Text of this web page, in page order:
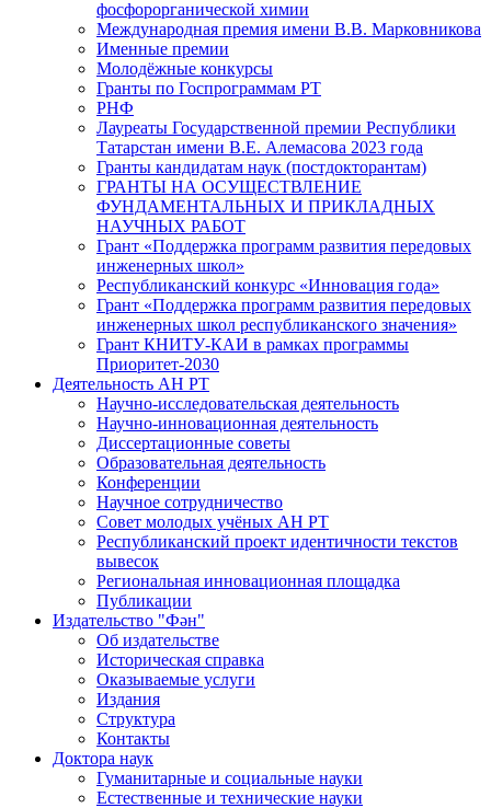
фосфорорганической химии
Международная премия имени В.В. Марковникова
Именные премии
Молодёжные конкурсы
Гранты по Госпрограммам РТ
РНФ
Лауреаты Государственной премии Республики
Татарстан имени В.Е. Алемасова 2023 года
Гранты кандидатам наук (постдокторантам)
ГРАНТЫ НА ОСУЩЕСТВЛЕНИЕ
ФУНДАМЕНТАЛЬНЫХ И ПРИКЛАДНЫХ
НАУЧНЫХ РАБОТ
Грант «Поддержка программ развития передовых
инженерных школ»
Республиканский конкурс «Инновация года»
Грант «Поддержка программ развития передовых
инженерных школ республиканского значения»
Грант КНИТУ-КАИ в рамках программы
Приоритет-2030
Деятельность АН РТ
Научно-исследовательская деятельность
Научно-инновационная деятельность
Диссертационные советы
Образовательная деятельность
Конференции
Научное сотрудничество
Совет молодых учёных АН РТ
Республиканский проект идентичности текстов
вывесок
Региональная инновационная площадка
Публикации
Издательство "Фән"
Об издательстве
Историческая справка
Оказываемые услуги
Издания
Структура
Контакты
Доктора наук
Гуманитарные и социальные науки
Естественные и технические науки